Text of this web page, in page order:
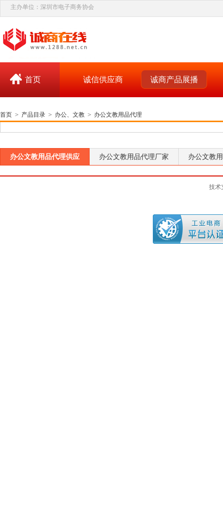
主办单位：深圳市电子商务协会
首页 诚信供应商 诚商产品展播
首页 > 产品目录 > 办公、文教 > 办公文教用品代理
办公文教用品代理供应 办公文教用品代理厂家 办公文教
技术